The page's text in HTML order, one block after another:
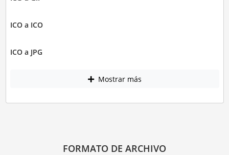
ICO a ICO
ICO a JPG
Mostrar más
FORMATO DE ARCHIVO